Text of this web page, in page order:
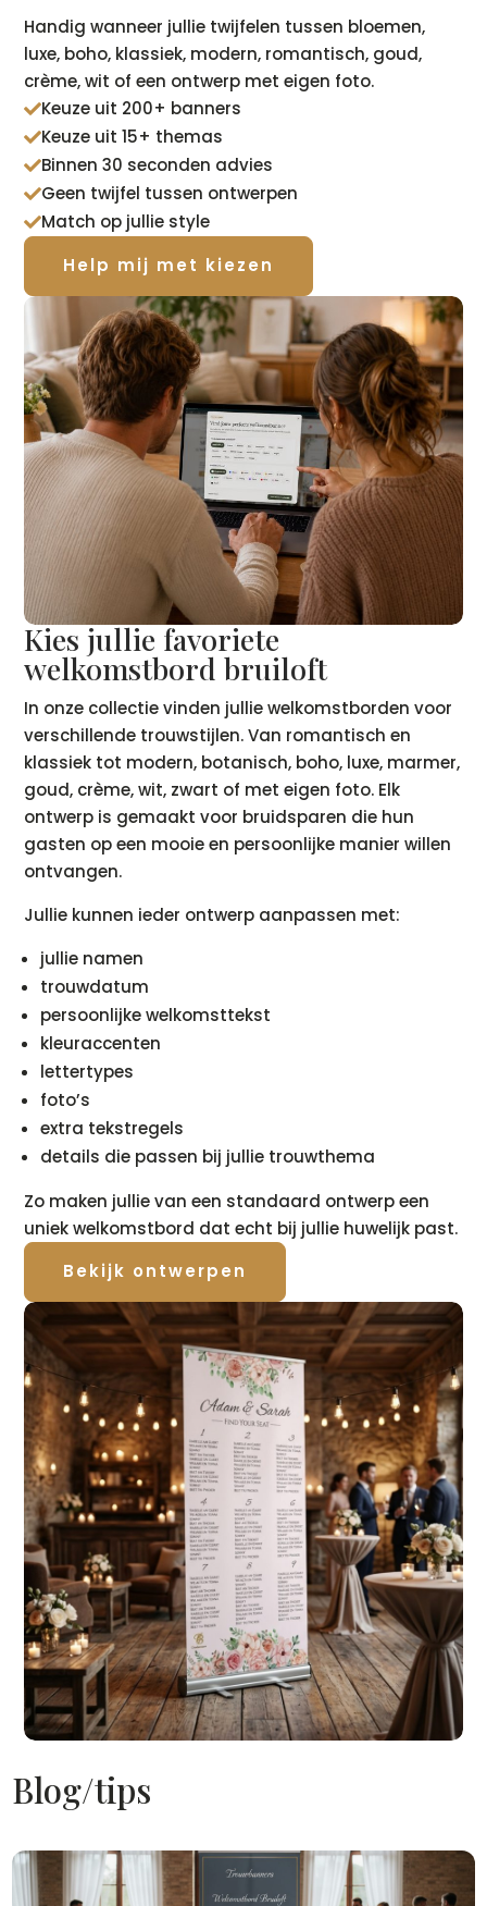
Handig wanneer jullie twijfelen tussen bloemen,
luxe, boho, klassiek, modern, romantisch, goud,
crème, wit of een ontwerp met eigen foto.
Keuze uit 200+ banners
Keuze uit 15+ themas
Binnen 30 seconden advies
Geen twijfel tussen ontwerpen
Match op jullie style
Help mij met kiezen
Kies jullie favoriete
welkomstbord bruiloft
In onze collectie vinden jullie welkomstborden voor
verschillende trouwstijlen. Van romantisch en
klassiek tot modern, botanisch, boho, luxe, marmer,
goud, crème, wit, zwart of met eigen foto. Elk
ontwerp is gemaakt voor bruidsparen die hun
gasten op een mooie en persoonlijke manier willen
ontvangen.
Jullie kunnen ieder ontwerp aanpassen met:
jullie namen
trouwdatum
persoonlijke welkomsttekst
kleuraccenten
lettertypes
foto’s
extra tekstregels
details die passen bij jullie trouwthema
Zo maken jullie van een standaard ontwerp een
uniek welkomstbord dat echt bij jullie huwelijk past.
Bekijk ontwerpen
Blog/tips